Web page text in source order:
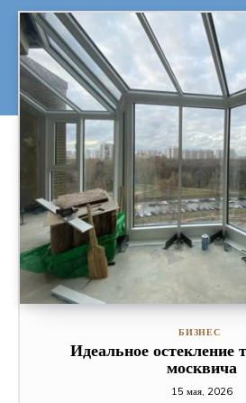
БИЗНЕС
Идеальное остекление
москвича
15 мая, 2026